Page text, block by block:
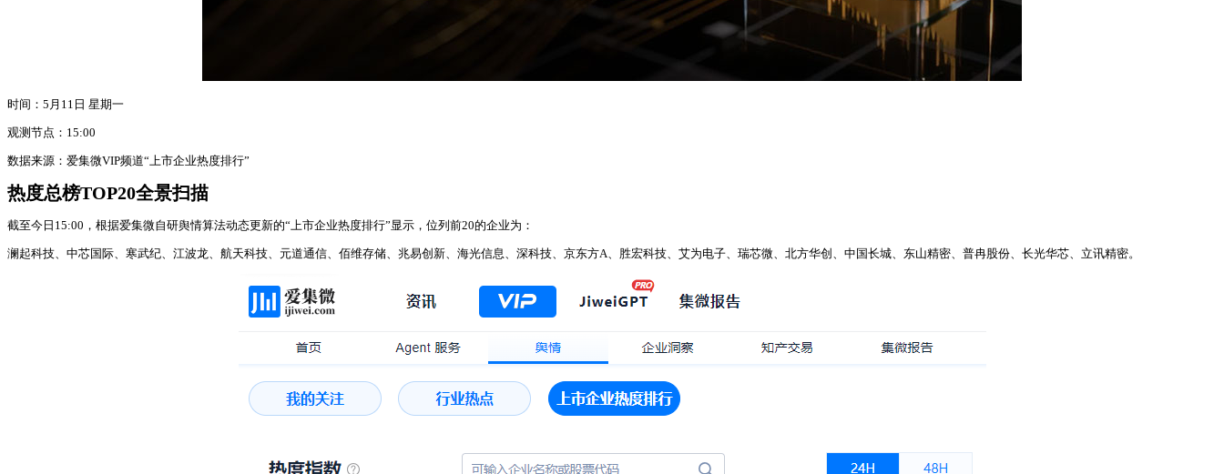
时间：5月11日 星期一
观测节点：15:00
数据来源：爱集微VIP频道“上市企业热度排行”
热度总榜TOP20全景扫描
截至今日15:00，根据爱集微自研舆情算法动态更新的“上市企业热度排行”显示，位列前20的企业为：
澜起科技、中芯国际、寒武纪、江波龙、航天科技、元道通信、佰维存储、兆易创新、海光信息、深科技、京东方A、胜宏科技、艾为电子、瑞芯微、北方华创、中国长城、东山精密、普冉股份、长光华芯、立讯精密。